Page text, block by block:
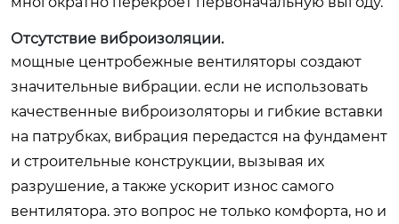
Отсутствие виброизоляции.
мощные центробежные вентиляторы создают
значительные вибрации. если не использовать
качественные виброизоляторы и гибкие вставки
на патрубках, вибрация передастся на фундамент
и строительные конструкции, вызывая их
разрушение, а также ускорит износ самого
вентилятора. это вопрос не только комфорта, но и